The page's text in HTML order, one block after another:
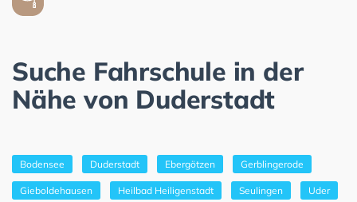
Suche Fahrschule in der
Nähe von Duderstadt
Bodensee Duderstadt Ebergötzen Gerblingerode
Gieboldehausen Heilbad Heiligenstadt Seulingen Uder